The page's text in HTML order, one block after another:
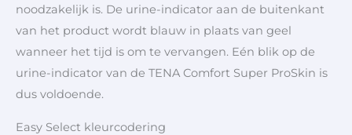
noodzakelijk is. De urine-indicator aan de buitenkant
van het product wordt blauw in plaats van geel
wanneer het tijd is om te vervangen. Eén blik op de
urine-indicator van de TENA Comfort Super ProSkin is
dus voldoende.
Easy Select kleurcodering